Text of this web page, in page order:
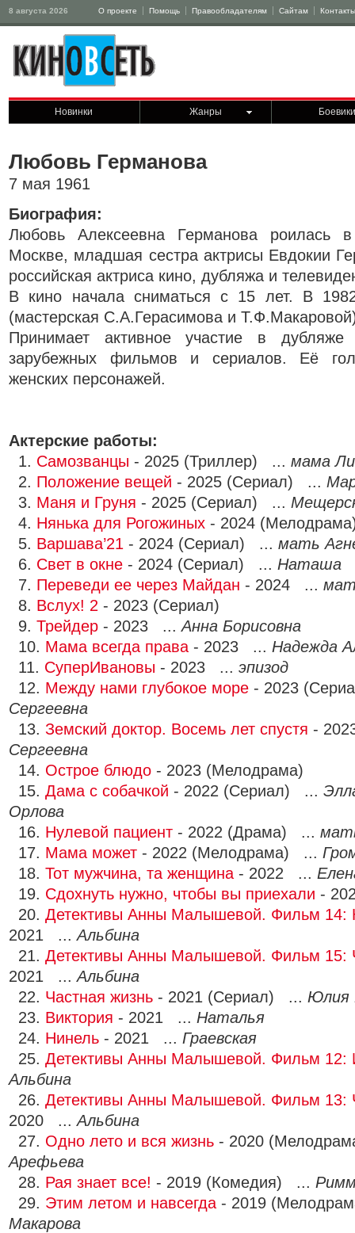
8 августа 2026 О проекте Помощь Правообладателям Сайтам Контакты
Новинки Жанры Боевики
Любовь Германова
7 мая 1961
Биография:
Любовь Алексеевна Германова роилась в
Москве, младшая сестра актрисы Евдокии
российская актриса кино, дубляжа и
В кино начала сниматься с 15 лет. В
(мастерская С.А.Герасимова и
Принимает активное участие в дубляже
зарубежных фильмов и сериалов. Её
женских персонажей.
Актерские работы:
1. Самозванцы - 2025 (Триллер) ... мама
2. Положение вещей - 2025 (Сериал) ...
3. Маня и Груня - 2025 (Сериал) ...
4. Нянька для Рогожиных - 2024
5. Варшава’21 - 2024 (Сериал) ... мать
6. Свет в окне - 2024 (Сериал) ... Наташа
7. Переведи ее через Майдан - 2024 ...
8. Вслух! 2 - 2023 (Сериал)
9. Трейдер - 2023 ...Анна Борисовна
10. Мама всегда права - 2023 ... Надежда
11. СуперИвановы - 2023 ... эпизод
12. Между нами глубокое море - 2023
Сергеевна
13. Земский доктор. Восемь лет спустя -
Сергеевна
14. Острое блюдо - 2023 (Мелодрама)
15. Дама с собачкой - 2022 (Сериал) ...
Орлова
16. Нулевой пациент - 2022 (Драма) ...
17. Мама может - 2022 (Мелодрама) ...
18. Тот мужчина, та женщина - 2022 ...
19. Сдохнуть нужно, чтобы вы приехали -
20. Детективы Анны Малышевой. Фильм 14:
2021 ...Альбина
21. Детективы Анны Малышевой. Фильм 15:
2021 ...Альбина
22. Частная жизнь - 2021 (Сериал) ... Юлия
23. Виктория - 2021 ... Наталья
24. Нинель - 2021 ... Граевская
25. Детективы Анны Малышевой. Фильм 12:
Альбина
26. Детективы Анны Малышевой. Фильм 13:
2020 ...Альбина
27. Одно лето и вся жизнь - 2020
Арефьева
28. Рая знает все! - 2019 (Комедия) ...
29. Этим летом и навсегда - 2019
Макарова